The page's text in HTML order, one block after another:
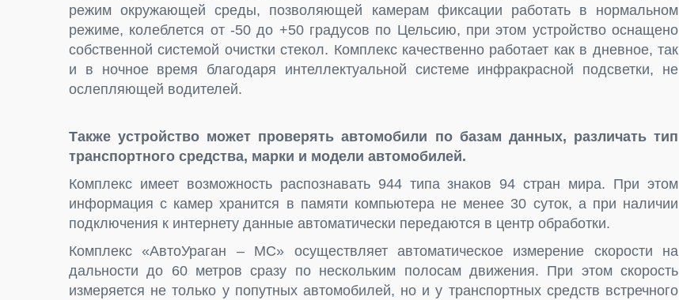
режим окружающей среды, позволяющей камерам фиксации работать в нормальном
режиме, колеблется от -50 до +50 градусов по Цельсию, при этом устройство оснащено
собственной системой очистки стекол. Комплекс качественно работает как в дневное, так
и в ночное время благодаря интеллектуальной системе инфракрасной подсветки, не
ослепляющей водителей.
Также устройство может проверять автомобили по базам данных, различать тип
транспортного средства, марки и модели автомобилей.
Комплекс имеет возможность распознавать 944 типа знаков 94 стран мира. При этом
информация с камер хранится в памяти компьютера не менее 30 суток, а при наличии
подключения к интернету данные автоматически передаются в центр обработки.
Комплекс «АвтоУраган – МС» осуществляет автоматическое измерение скорости на
дальности до 60 метров сразу по нескольким полосам движения. При этом скорость
измеряется не только у попутных автомобилей, но и у транспортных средств встречного